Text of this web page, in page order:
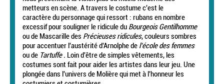
metteurs en scène. A travers le costume c'est le
caractère du personnage qui ressort : rubans en nombre
excessif pour souligner le ridicule du Bourgeois Gentilhomme
ou de Mascarille des Précieuses ridicules, couleurs sombres
pour accentuer l'austérité d'Arnolphe de l'école des femmes
ou de Tartuffe . Loin d'être de simples vêtements, les
costumes sont fait pour aider les artistes dans leur jeu. Une
plongée dans l'univers de Molière qui met à l'honneur les